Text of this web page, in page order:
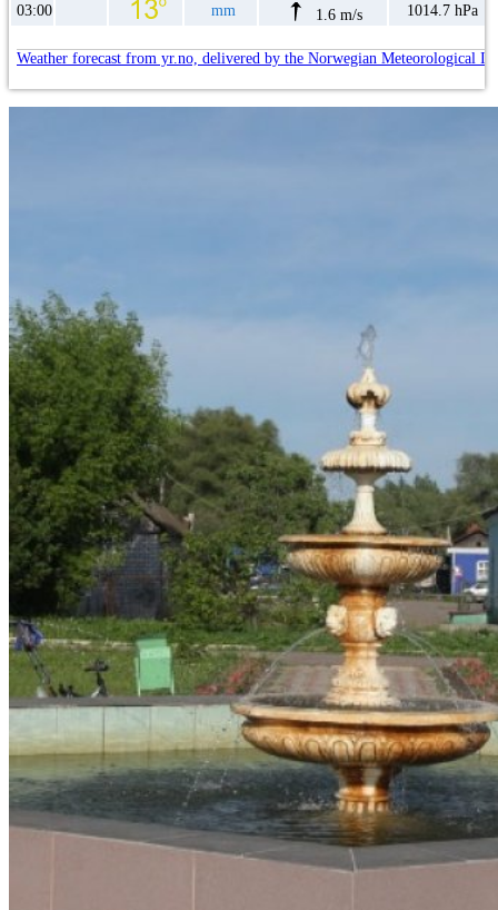
03:00
mm 1.6 m/s 1014.7 hPa
Weather forecast from yr.no, delivered by the Norwegian Meteorological